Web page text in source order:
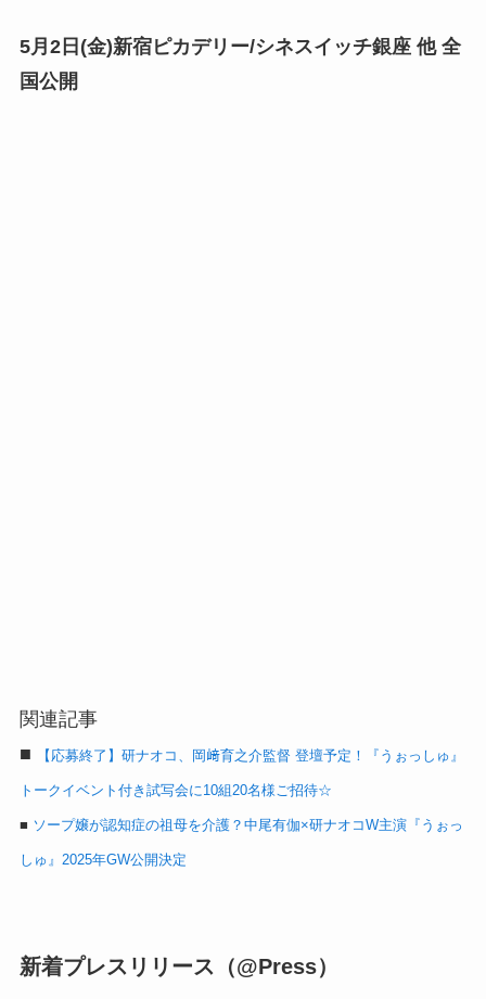
5月2日(金)新宿ピカデリー/シネスイッチ銀座 他 全
国公開
関連記事
■
【応募終了】研ナオコ、岡﨑育之介監督 登壇予定！『うぉっしゅ』
トークイベント付き試写会に10組20名様ご招待☆
■ ソープ嬢が認知症の祖母を介護？中尾有伽×研ナオコW主演『うぉっ
しゅ』2025年GW公開決定
新着プレスリリース（@Press）